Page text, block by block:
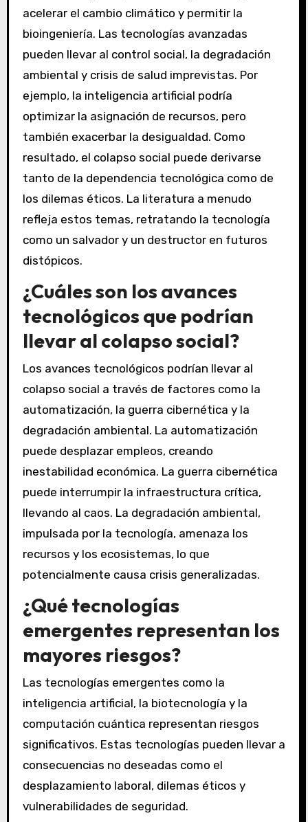
acelerar el cambio climático y permitir la
bioingeniería. Las tecnologías avanzadas
pueden llevar al control social, la degradación
ambiental y crisis de salud imprevistas. Por
ejemplo, la inteligencia artificial podría
optimizar la asignación de recursos, pero
también exacerbar la desigualdad. Como
resultado, el colapso social puede derivarse
tanto de la dependencia tecnológica como de
los dilemas éticos. La literatura a menudo
refleja estos temas, retratando la tecnología
como un salvador y un destructor en futuros
distópicos.
¿Cuáles son los avances
tecnológicos que podrían
llevar al colapso social?
Los avances tecnológicos podrían llevar al
colapso social a través de factores como la
automatización, la guerra cibernética y la
degradación ambiental. La automatización
puede desplazar empleos, creando
inestabilidad económica. La guerra cibernética
puede interrumpir la infraestructura crítica,
llevando al caos. La degradación ambiental,
impulsada por la tecnología, amenaza los
recursos y los ecosistemas, lo que
potencialmente causa crisis generalizadas.
¿Qué tecnologías
emergentes representan los
mayores riesgos?
Las tecnologías emergentes como la
inteligencia artificial, la biotecnología y la
computación cuántica representan riesgos
significativos. Estas tecnologías pueden llevar a
consecuencias no deseadas como el
desplazamiento laboral, dilemas éticos y
vulnerabilidades de seguridad.